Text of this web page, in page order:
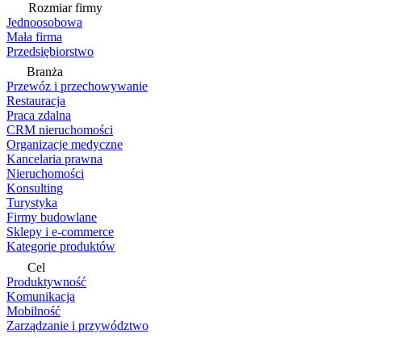
Rozmiar firmy
Jednoosobowa
Mała firma
Przedsiębiorstwo
Branża
Przewóz i przechowywanie
Restauracja
Praca zdalna
CRM nieruchomości
Organizacje medyczne
Kancelaria prawna
Nieruchomości
Konsulting
Turystyka
Firmy budowlane
Sklepy i e-commerce
Kategorie produktów
Cel
Produktywność
Komunikacja
Mobilność
Zarządzanie i przywództwo